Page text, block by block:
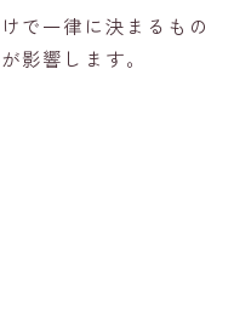
で一律に決まるもの
影響します。